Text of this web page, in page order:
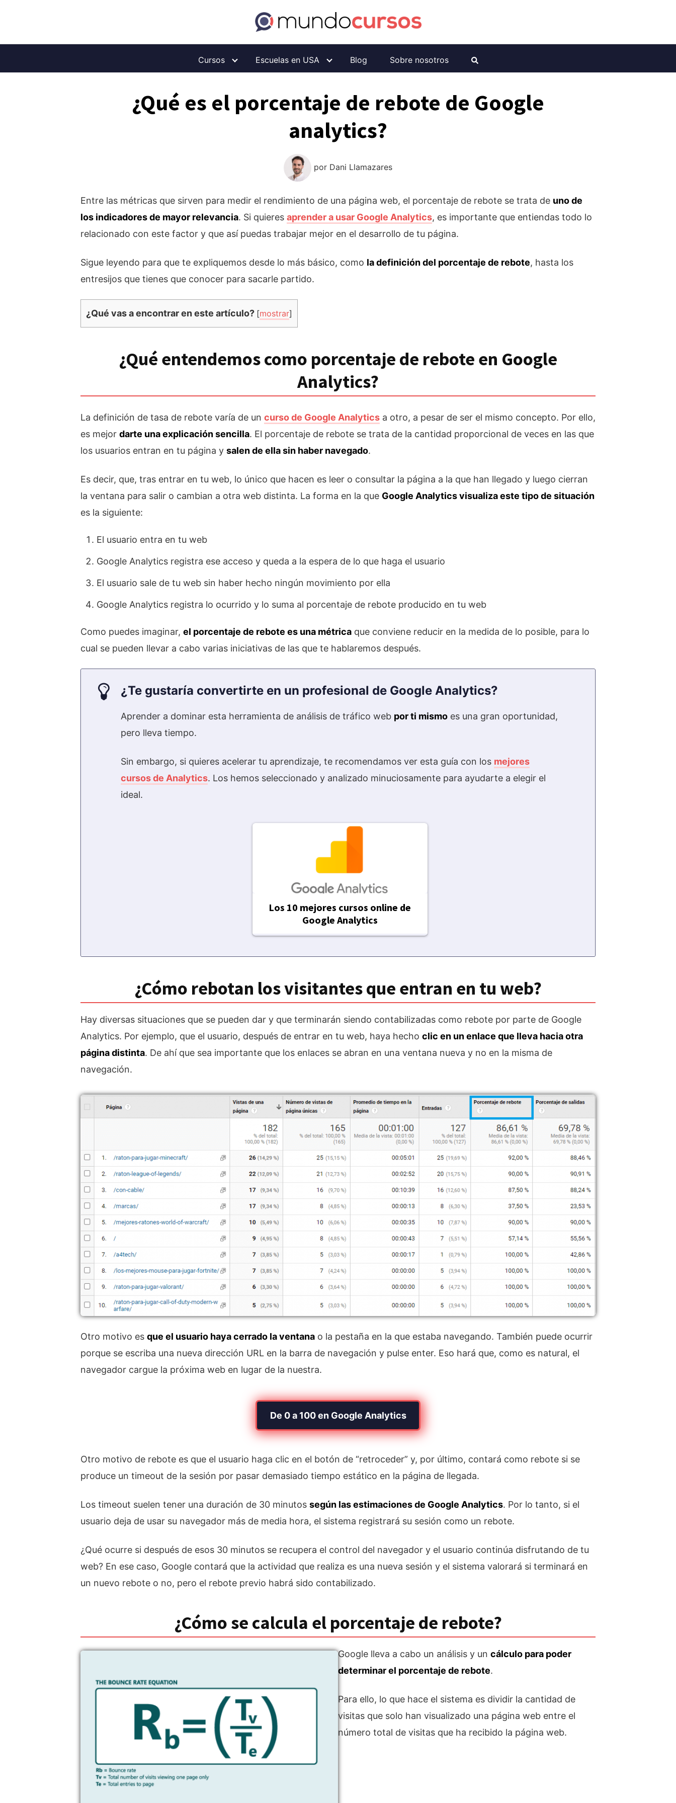
Cursos Escuelas en USA Blog Sobre nosotros
¿Qué es el porcentaje de rebote de Google
analytics?
por Dani Llamazares
Entre las métricas que sirven para medir el rendimiento de una página web, el porcentaje de rebote se trata de uno de
los indicadores de mayor relevancia. Si quieres aprender a usar Google Analytics, es importante que entiendas todo lo
relacionado con este factor y que así puedas trabajar mejor en el desarrollo de tu página.
Sigue leyendo para que te expliquemos desde lo más básico, como la definición del porcentaje de rebote, hasta los
entresijos que tienes que conocer para sacarle partido.
¿Qué vas a encontrar en este artículo? [mostrar]
¿Qué entendemos como porcentaje de rebote en Google
Analytics?
La definición de tasa de rebote varía de un curso de Google Analytics a otro, a pesar de ser el mismo concepto. Por ello,
es mejor darte una explicación sencilla. El porcentaje de rebote se trata de la cantidad proporcional de veces en las que
los usuarios entran en tu página y salen de ella sin haber navegado.
Es decir, que, tras entrar en tu web, lo único que hacen es leer o consultar la página a la que han llegado y luego cierran
la ventana para salir o cambian a otra web distinta. La forma en la que Google Analytics visualiza este tipo de situación
es la siguiente:
El usuario entra en tu web
Google Analytics registra ese acceso y queda a la espera de lo que haga el usuario
El usuario sale de tu web sin haber hecho ningún movimiento por ella
Google Analytics registra lo ocurrido y lo suma al porcentaje de rebote producido en tu web
Como puedes imaginar, el porcentaje de rebote es una métrica que conviene reducir en la medida de lo posible, para lo
cual se pueden llevar a cabo varias iniciativas de las que te hablaremos después.
¿Te gustaría convertirte en un profesional de Google Analytics?
Aprender a dominar esta herramienta de análisis de tráfico web por ti mismo es una gran oportunidad,
pero lleva tiempo.
Sin embargo, si quieres acelerar tu aprendizaje, te recomendamos ver esta guía con los mejores
cursos de Analytics. Los hemos seleccionado y analizado minuciosamente para ayudarte a elegir el
ideal.
Los 10 mejores cursos online de
Google Analytics
¿Cómo rebotan los visitantes que entran en tu web?
Hay diversas situaciones que se pueden dar y que terminarán siendo contabilizadas como rebote por parte de Google
Analytics. Por ejemplo, que el usuario, después de entrar en tu web, haya hecho clic en un enlace que lleva hacia otra
página distinta. De ahí que sea importante que los enlaces se abran en una ventana nueva y no en la misma de
navegación.
Otro motivo es que el usuario haya cerrado la ventana o la pestaña en la que estaba navegando. También puede ocurrir
porque se escriba una nueva dirección URL en la barra de navegación y pulse enter. Eso hará que, como es natural, el
navegador cargue la próxima web en lugar de la nuestra.
De 0 a 100 en Google Analytics
Otro motivo de rebote es que el usuario haga clic en el botón de “retroceder” y, por último, contará como rebote si se
produce un timeout de la sesión por pasar demasiado tiempo estático en la página de llegada.
Los timeout suelen tener una duración de 30 minutos según las estimaciones de Google Analytics. Por lo tanto, si el
usuario deja de usar su navegador más de media hora, el sistema registrará su sesión como un rebote.
¿Qué ocurre si después de esos 30 minutos se recupera el control del navegador y el usuario continúa disfrutando de tu
web? En ese caso, Google contará que la actividad que realiza es una nueva sesión y el sistema valorará si terminará en
un nuevo rebote o no, pero el rebote previo habrá sido contabilizado.
¿Cómo se calcula el porcentaje de rebote?
Google lleva a cabo un análisis y un cálculo para poder
determinar el porcentaje de rebote.
Para ello, lo que hace el sistema es dividir la cantidad de
visitas que solo han visualizado una página web entre el
número total de visitas que ha recibido la página web.